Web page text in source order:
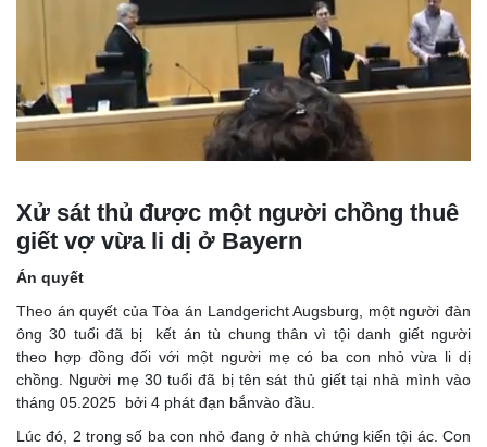
Xử sát thủ được một người chồng thuê
giết vợ vừa li dị ở Bayern
Án quyết
Theo án quyết của Tòa án Landgericht Augsburg, một người đàn
ông 30 tuổi đã bị kết án tù chung thân vì tội danh giết người
theo hợp đồng đối với một người mẹ có ba con nhỏ vừa li dị
chồng. Người mẹ 30 tuổi đã bị tên sát thủ giết tại nhà mình vào
tháng 05.2025 bởi 4 phát đạn bắnvào đầu.
Lúc đó, 2 trong số ba con nhỏ đang ở nhà chứng kiến tội ác. Con